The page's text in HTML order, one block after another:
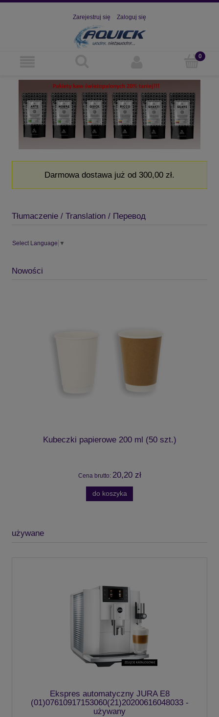
Zarejestruj się Zaloguj się
Darmowa dostawa już od 300,00 zł.
Tłumaczenie / Translation / Перевод
Select Language ▼
Nowości
Kubeczki papierowe 200 ml (50 szt.)
Cena brutto: 20,20 zł
do koszyka
używane
Ekspres automatyczny JURA E8
(01)07610917153060(21)20200616048033 -
używany